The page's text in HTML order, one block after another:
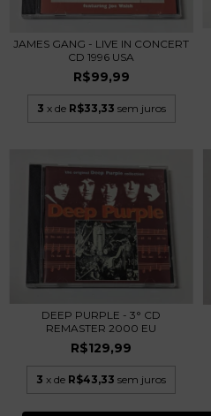
JAMES GANG - LIVE IN CONCERT
CD 1996 USA
R$99,99
3 x de R$33,33 sem juros
DEEP PURPLE - 3° CD
REMASTER 2000 EU
R$129,99
3 x de R$43,33 sem juros